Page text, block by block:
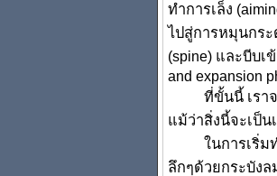
ทำการเล็ง
ไปสู่การหมุนกร
(spine) และบีบเ
and expansion
ที่ขั้นนี้ เราจะเ
แม้ว่าสิ่งนี้จะเป็น
ในการเริ่มทำ
ลึกๆด้วยกระบัง